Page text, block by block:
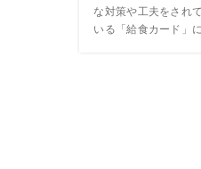
な対策や工夫をされ
いる「給食カード」